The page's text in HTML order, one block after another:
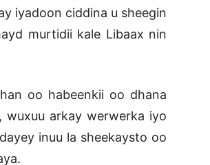
iyadoon ciddina u sheegin
murtidii kale Libaax nin
oo habeenkii oo dhana
wuxuu arkay werwerka iyo
inuu la sheekaysto oo